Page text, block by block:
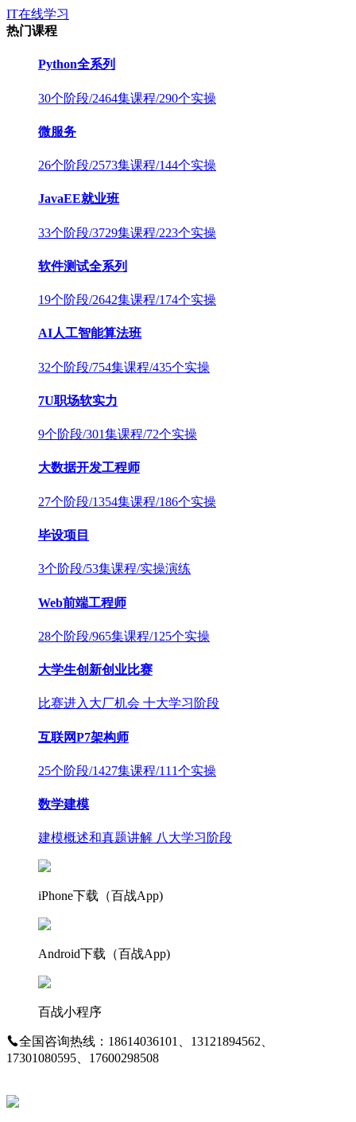
IT在线学习
热门课程
Python全系列
30个阶段/2464集课程/290个实操
微服务
26个阶段/2573集课程/144个实操
JavaEE就业班
33个阶段/3729集课程/223个实操
软件测试全系列
19个阶段/2642集课程/174个实操
AI人工智能算法班
32个阶段/754集课程/435个实操
7U职场软实力
9个阶段/301集课程/72个实操
大数据开发工程师
27个阶段/1354集课程/186个实操
毕设项目
3个阶段/53集课程/实操演练
Web前端工程师
28个阶段/965集课程/125个实操
大学生创新创业比赛
比赛进入大厂机会 十大学习阶段
互联网P7架构师
25个阶段/1427集课程/111个实操
数学建模
建模概述和真题讲解 八大学习阶段
iPhone下载（百战App)
Android下载（百战App)
百战小程序
全国咨询热线：18614036101、13121894562、
17301080595、17600298508